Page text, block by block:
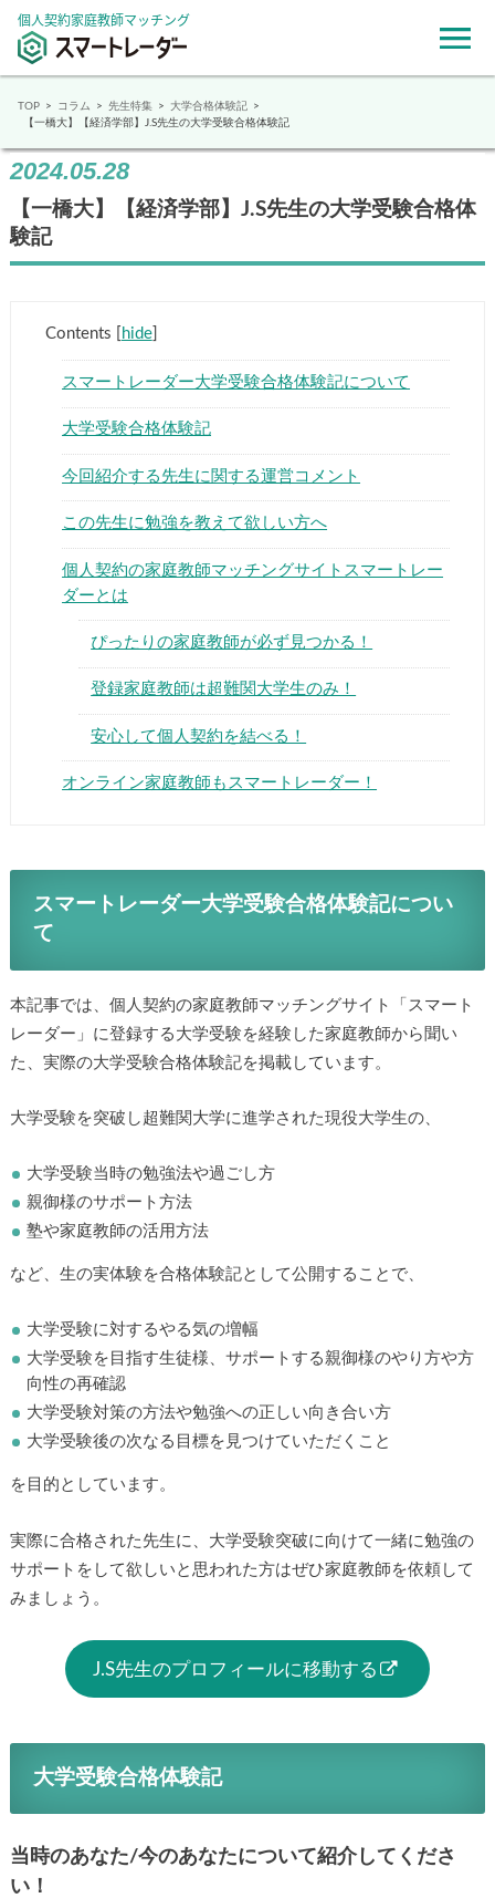
個人契約家庭教師マッチング
▶
TOP コラム 先生特集
大学合格体験記
【一橋大】【経済学部】J.S先生の大学受験合格体験記
2024.05.28
【一橋大】【経済学部】J.S先生の大学受験合格体
験記
Contents hide]
スマートレーダー大学受験合格体験記について
大学受験合格体験記
今回紹介する先生に関する運営コメント
この先生に勉強を教えて欲しい方へ
個人契約の家庭教師マッチングサイトスマートレー
ダーとは
ぴったりの家庭教師が必ず見つかる！
登録家庭教師は超難関大学生のみ！
安心して個人契約を結べる！
オンライン家庭教師もスマートレーダー！
スマートレーダー大学受験合格体験記につい
て
本記事では、個人契約の家庭教師マッチングサイト「スマート
レーダー」に登録する大学受験を経験した家庭教師から聞い
た、実際の大学受験合格体験記を掲載しています。
大学受験を突破し超難関大学に進学された現役大学生の、
大学受験当時の勉強法や過ごし方
親御様のサポート方法
塾や家庭教師の活用方法
など、生の実体験を合格体験記として公開することで、
大学受験に対するやる気の増幅
大学受験を目指す生徒様、サポートする親御様のやり方や方
向性の再確認
大学受験対策の方法や勉強への正しい向き合い方
大学受験後の次なる目標を見つけていただくこと
を目的としています。
実際に合格された先生に、大学受験突破に向けて一緒に勉強の
サポートをして欲しいと思われた方はぜひ家庭教師を依頼して
みましょう。
J.S先生のプロフィールに移動する
大学受験合格体験記
当時のあなた/今のあなたについて紹介してくださ
い！